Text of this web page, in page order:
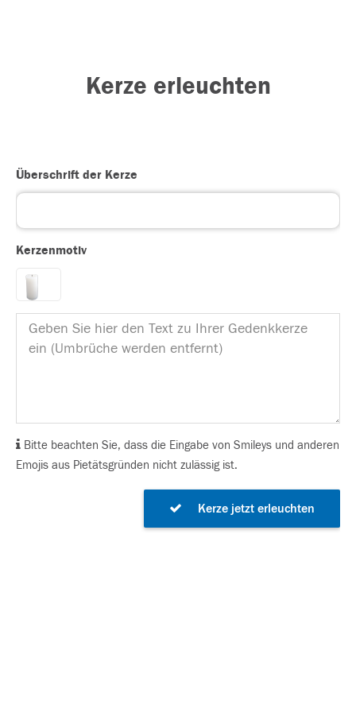
Kerze erleuchten
Überschrift der Kerze
Kerzenmotiv
Bitte beachten Sie, dass die Eingabe von Smileys und anderen
Emojis aus Pietätsgründen nicht zulässig ist.
Kerze jetzt erleuchten